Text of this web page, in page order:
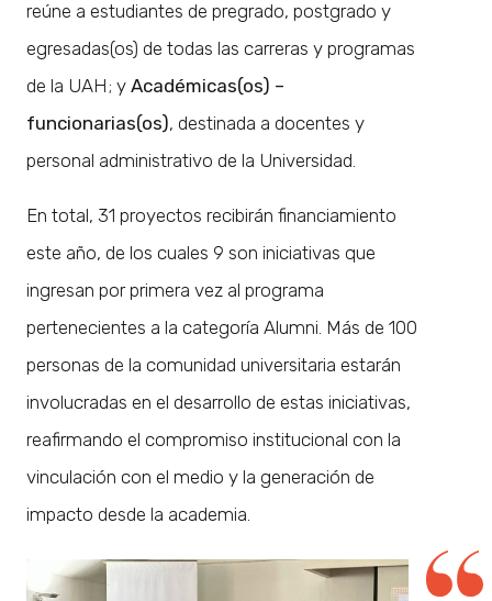
reúne a estudiantes de pregrado, postgrado y
egresadas(os) de todas las carreras y programas
de la UAH; y Académicas(os) –
funcionarias(os), destinada a docentes y
personal administrativo de la Universidad.
En total, 31 proyectos recibirán financiamiento
este año, de los cuales 9 son iniciativas que
ingresan por primera vez al programa
pertenecientes a la categoría Alumni. Más de 100
personas de la comunidad universitaria estarán
involucradas en el desarrollo de estas iniciativas,
reafirmando el compromiso institucional con la
vinculación con el medio y la generación de
impacto desde la academia.